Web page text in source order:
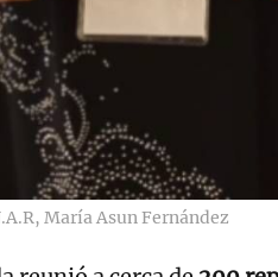
María Asun Fernández